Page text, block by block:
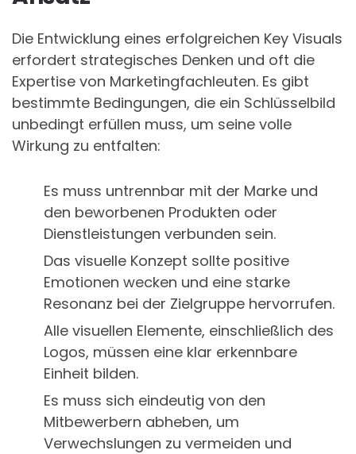
Die Entwicklung eines erfolgreichen Key Visuals
erfordert strategisches Denken und oft die
Expertise von Marketingfachleuten. Es gibt
bestimmte Bedingungen, die ein Schlüsselbild
unbedingt erfüllen muss, um seine volle
Wirkung zu entfalten:
Es muss untrennbar mit der Marke und
den beworbenen Produkten oder
Dienstleistungen verbunden sein.
Das visuelle Konzept sollte positive
Emotionen wecken und eine starke
Resonanz bei der Zielgruppe hervorrufen.
Alle visuellen Elemente, einschließlich des
Logos, müssen eine klar erkennbare
Einheit bilden.
Es muss sich eindeutig von den
Mitbewerbern abheben, um
Verwechslungen zu vermeiden und